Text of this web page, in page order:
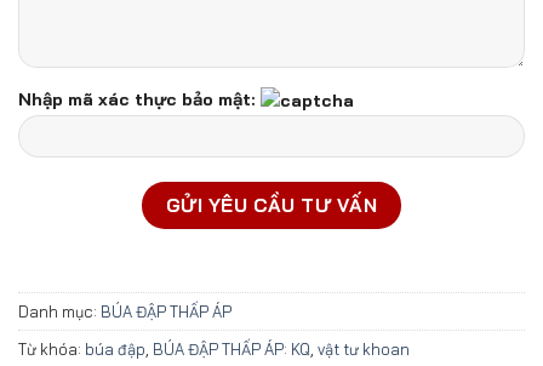
Nhập mã xác thực bảo mật:
Danh mục: BÚA ĐẬP THẤP ÁP
Từ khóa: búa đập BÚA ĐẬP THẤP ÁP: KQ vật tư khoan